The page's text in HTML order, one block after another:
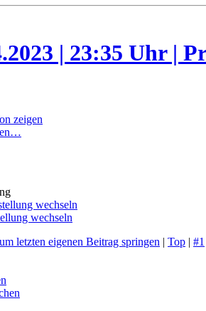
| 23:35 Uhr |
zeigen
wechseln
wechseln
| Top | #1